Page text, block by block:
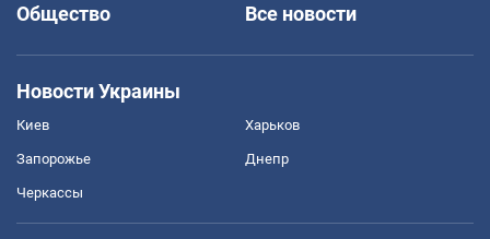
Общество
Все новости
Новости Украины
Киев Харьков
Запорожье Днепр
Черкассы